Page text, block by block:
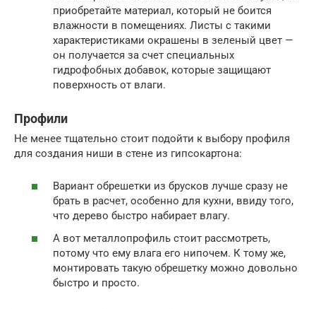
приобретайте материал, который не боится
влажности в помещениях. Листы с такими
характеристиками окрашены в зеленый цвет —
он получается за счет специальных
гидрофобных добавок, которые защищают
поверхность от влаги.
Профили
Не менее тщательно стоит подойти к выбору профиля
для создания ниши в стене из гипсокартона:
Вариант обрешетки из брусков лучше сразу не
брать в расчет, особенно для кухни, ввиду того,
что дерево быстро набирает влагу.
А вот металлопрофиль стоит рассмотреть,
потому что ему влага его нипочем. К тому же,
монтировать такую обрешетку можно довольно
быстро и просто.